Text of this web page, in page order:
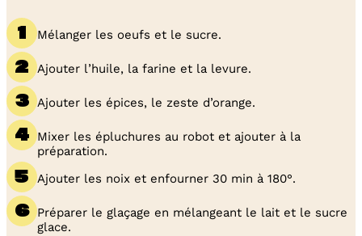
Mélanger les oeufs et le sucre.
Ajouter l’huile, la farine et la levure.
Ajouter les épices, le zeste d’orange.
Mixer les épluchures au robot et ajouter à la
préparation.
Ajouter les noix et enfourner 30 min à 180°.
Préparer le glaçage en mélangeant le lait et le sucre
glace.